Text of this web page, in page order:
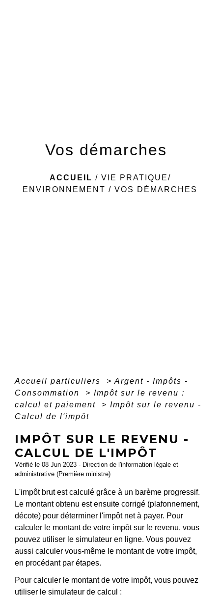
Vos démarches
ACCUEIL / VIE PRATIQUE/
ENVIRONNEMENT / VOS DÉMARCHES
Accueil particuliers > Argent - Impôts -
Consommation
> Impôt sur le revenu :
calcul et paiement
> Impôt sur le revenu -
Calcul de l'impôt
IMPÔT SUR LE REVENU -
CALCUL DE L'IMPÔT
Vérifié le 08 Jun 2023 - Direction de l'information légale et
administrative (Première ministre)
L'impôt brut est calculé grâce à un barème progressif.
Le montant obtenu est ensuite corrigé (plafonnement,
décote) pour déterminer l'impôt net à payer. Pour
calculer le montant de votre impôt sur le revenu, vous
pouvez utiliser le simulateur en ligne. Vous pouvez
aussi calculer vous-même le montant de votre impôt,
en procédant par étapes.
Pour calculer le montant de votre impôt, vous pouvez
utiliser le simulateur de calcul :